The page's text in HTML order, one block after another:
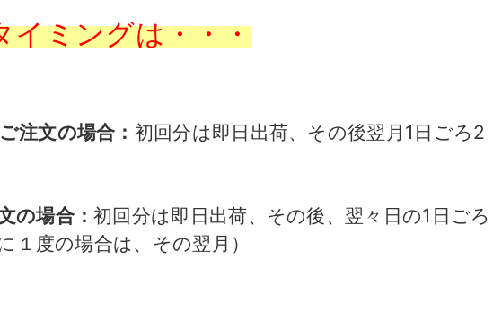
イミングは・・・
注文の場合： 初回分は即日出荷、その後翌月1日ごろ2
の場合：初回分は即日出荷、その後、翌々日の1日ごろ
１度の場合は、その翌月）